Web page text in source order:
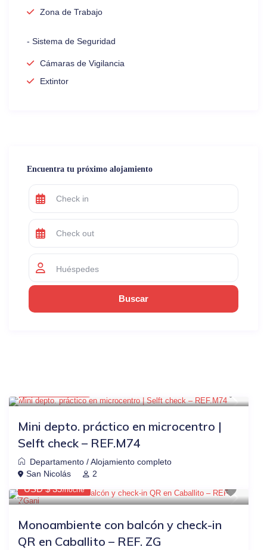
Zona de Trabajo
- Sistema de Seguridad
Cámaras de Vigilancia
Extintor
Encuentra tu próximo alojamiento
Huéspedes
Mini depto. práctico en microcentro |
Selft check – REF.M74
Departamento /Alojamiento completo
San Nicolás
2
OTRAS PLATAFORMAS $44 -20%
USD $ 35/noche
Monoambiente con balcón y check-in
QR en Caballito – REF. ZG